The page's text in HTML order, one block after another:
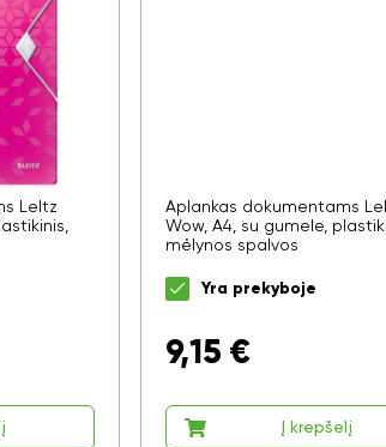
LeItz
Aplankas dokumentams
Wow, A4, su gumele,
mėlynos spalvos
Yra prekyboje
9,15 €
Į krepšelį